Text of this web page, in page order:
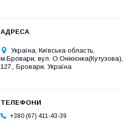
Україна, Київська область,
м.Бровари, вул. О.Онікієнка(Кутузова),
127., Бровари, Україна
+380 (67) 411-43-39